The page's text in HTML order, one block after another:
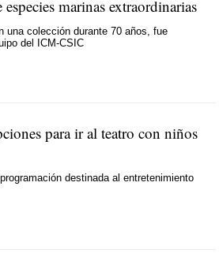
marinas extraordinarias
una colección durante 70 años, fue
del ICM-CSIC
para ir al teatro con niños
destinada al entretenimiento